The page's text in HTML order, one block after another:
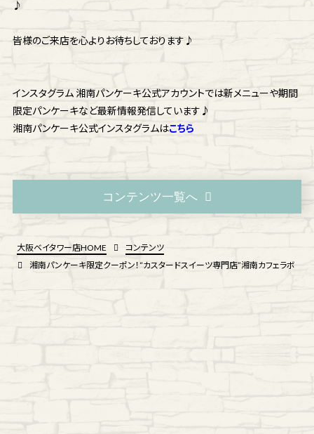
♪
皆様のご来店を心よりお待ちしております♪
インスタグラム 湘南パンケーキ公式アカウントでは新メニューや期間
限定パンケーキなど最新情報発信しています♪
湘南パンケーキ公式インスタグラムはこちら
コンテンツ一覧へ
大阪ベイタワー店HOME
コンテンツ
湘南パンケーキ限定クーポン！“カスタードスイーツ専門店”湘南カフェラボ